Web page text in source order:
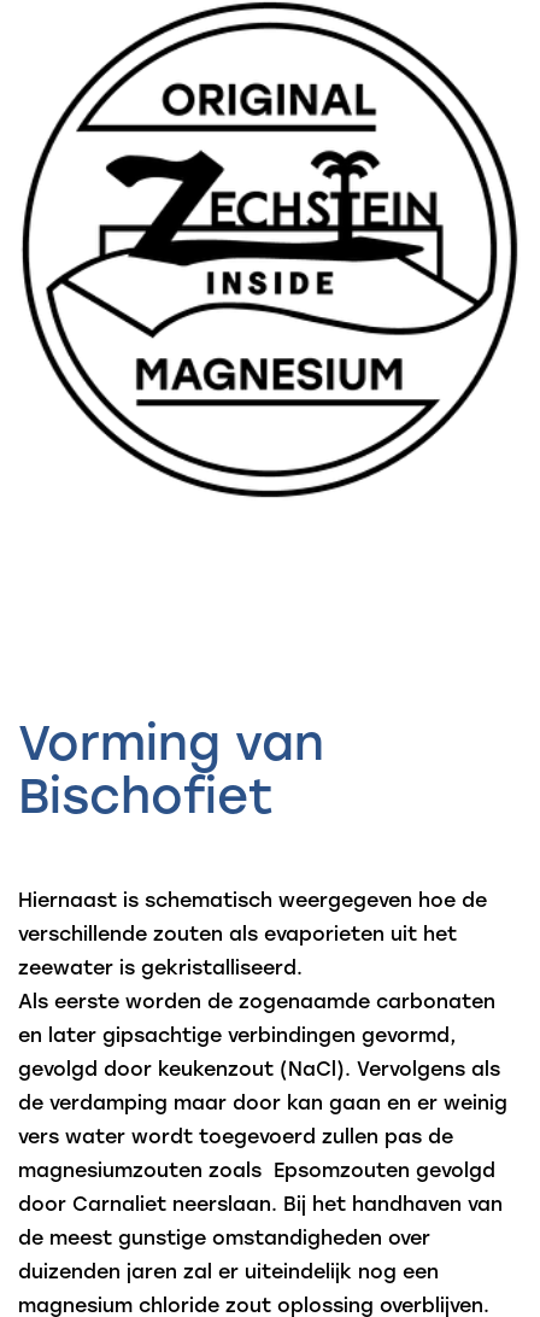
Vorming van
Bischofiet
Hiernaast is schematisch weergegeven hoe de
verschillende zouten als evaporieten uit het
zeewater is gekristalliseerd.
Als eerste worden de zogenaamde carbonaten
en later gipsachtige verbindingen gevormd,
gevolgd door keukenzout (NaCl). Vervolgens als
de verdamping maar door kan gaan en er weinig
vers water wordt toegevoerd zullen pas de
magnesiumzouten zoals Epsomzouten gevolgd
door Carnaliet neerslaan. Bij het handhaven van
de meest gunstige omstandigheden over
duizenden jaren zal er uiteindelijk nog een
magnesium chloride zout oplossing overblijven.